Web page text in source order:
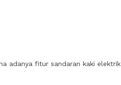
adanya fitur sandaran kaki elektrik